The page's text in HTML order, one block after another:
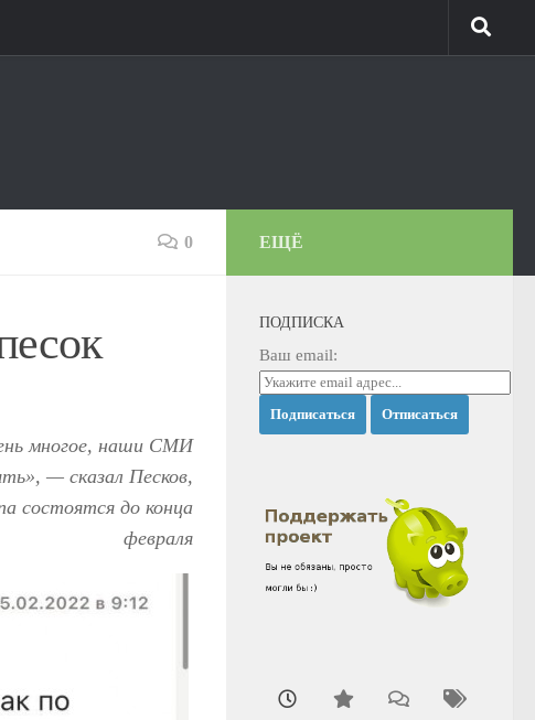
0
многое, наши СМИ
— сказал Песков,
состоятся до конца
февраля
ЕЩЁ
ПОДПИСКА
Ваш email: